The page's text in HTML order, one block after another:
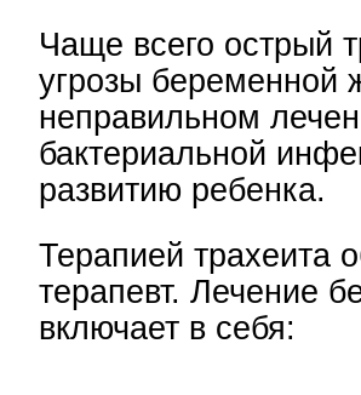
Чаще всего острый
угрозы беременной
неправильном
бактериальной
развитию ребенка.
Терапией трахеита
терапевт. Лечение
включает в себя: